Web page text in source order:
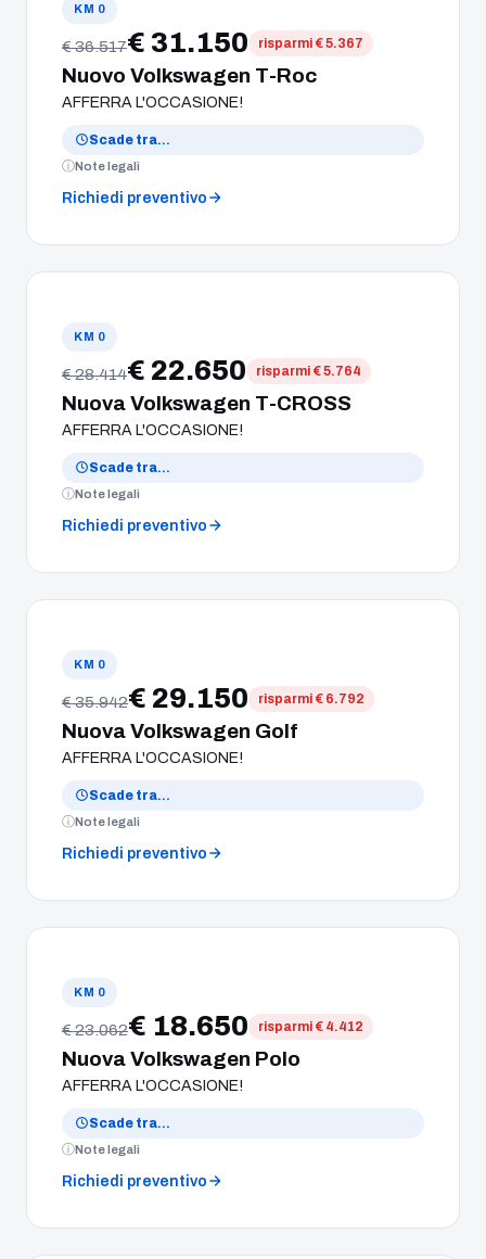
KM 0
€ 36.517€ 31.150 risparmi € 5.367
Nuovo Volkswagen T-Roc
AFFERRA L'OCCASIONE!
Scade tra…
Note legali
Richiedi preventivo
KM 0
€ 28.414€ 22.650 risparmi € 5.764
Nuova Volkswagen T-CROSS
AFFERRA L'OCCASIONE!
Scade tra…
Note legali
Richiedi preventivo
KM 0
€ 35.942€ 29.150 risparmi € 6.792
Nuova Volkswagen Golf
AFFERRA L'OCCASIONE!
Scade tra…
Note legali
Richiedi preventivo
KM 0
€ 23.062€ 18.650 risparmi € 4.412
Nuova Volkswagen Polo
AFFERRA L'OCCASIONE!
Scade tra…
Note legali
Richiedi preventivo